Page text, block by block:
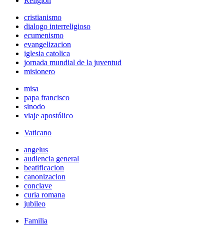
cristianismo
dialogo interreligioso
ecumenismo
evangelizacion
iglesia catolica
jornada mundial de la juventud
misionero
misa
papa francisco
sinodo
viaje apostólico
Vaticano
angelus
audiencia general
beatificacion
canonizacion
conclave
curia romana
jubileo
Familia